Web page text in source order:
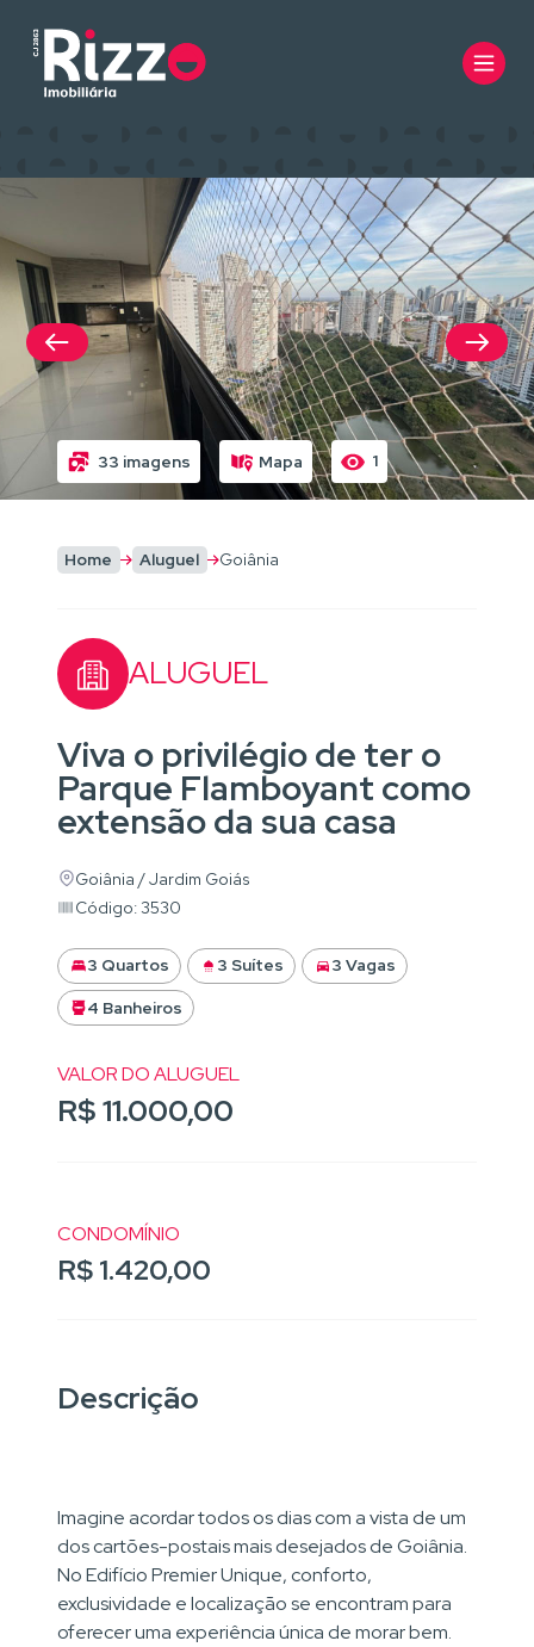
33 imagens Mapa 1
Home Aluguel Goiânia
ALUGUEL
Viva o privilégio de ter o
Parque Flamboyant como
extensão da sua casa
Goiânia / Jardim Goiás
Código: 3530
3 Quartos 3 Suítes
3 Vagas
4 Banheiros
VALOR DO ALUGUEL
R$ 11.000,00
CONDOMÍNIO
R$ 1.420,00
Descrição
Imagine acordar todos os dias com a vista de um
dos cartões-postais mais desejados de Goiânia.
No Edifício Premier Unique, conforto,
exclusividade e localização se encontram para
oferecer uma experiência única de morar bem.